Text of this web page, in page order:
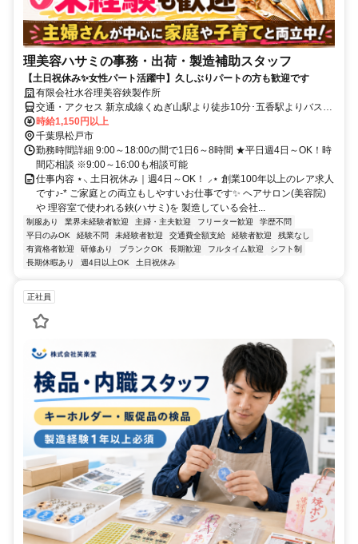
理美容ハサミの事務・出荷・製造補助スタッフ
【土日祝休み✨女性パート活躍中】久しぶりパートの方も歓迎です
有限会社水谷理美容鋏製作所
交通・アクセス 新京成線くぬぎ山駅より徒歩10分･五香駅よりバス10
分
時給1,150円以上
千葉県松戸市
勤務時間詳細 9:00～18:00の間で1日6～8時間 ★平日週4日～OK！時
間応相談 ※9:00～16:00も相談可能
仕事内容 ⋆⸜ 土日祝休み｜週4日～OK！ ⸝⋆ 創業100年以上のレア求人
です♪-* ご家庭との両立もしやすいお仕事です✨ ヘアサロン(美容院)
や 理容室で使われる鋏(ハサミ)を 製造している会社...
制服あり 業界未経験者歓迎 主婦・主夫歓迎 フリーター歓迎
学歴不問
平日のみOK
経験不問 未経験者歓迎 交通費全額支給 経験者歓迎
残業なし
有資格者歓迎
研修あり ブランクOK 長期歓迎 フルタイム歓迎
シフト制
長期休暇あり
週4日以上OK 土日祝休み
正社員